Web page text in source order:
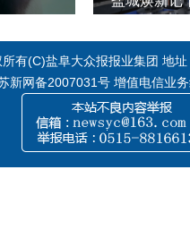
所有(C)盐阜大众报报业集团 地
新网备2007031号 增值电信业